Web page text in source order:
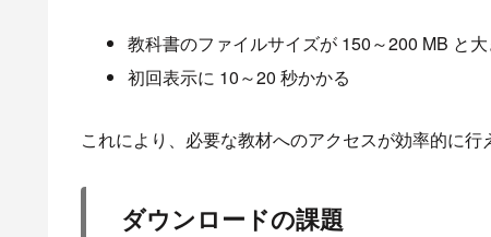
教科書のファイルサイズが 150～200 MB と
初回表示に 10～20 秒かかる
これにより、必要な教材へのアクセスが効率的に
ダウンロードの課題